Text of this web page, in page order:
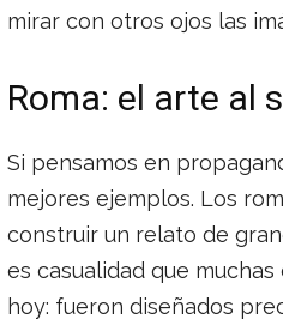
mirar con otros ojos las
Roma: el arte al
Si pensamos en
mejores ejemplos. Los
construir un relato de
es casualidad que
hoy: fueron diseñados